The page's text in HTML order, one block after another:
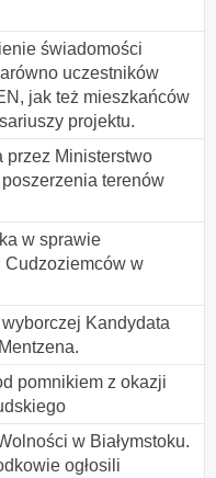
świadomości
uczestników
jak też mieszkańców
projektu.
przez Ministerstwo
terenów
w sprawie
Cudzoziemców w
Kandydata
pomnikiem z okazji
w Białymstoku.
ogłosili